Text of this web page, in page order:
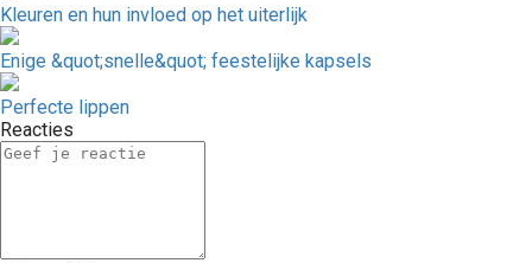
Kleuren en hun invloed op het uiterlijk
Enige &quot;snelle&quot; feestelijke kapsels
Perfecte lippen
Reacties